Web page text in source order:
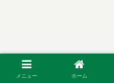
メニュー ホーム